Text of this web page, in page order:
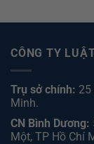
CÔNG TY
Trụ sở chính: 25
Minh.
CN Bình Dương:
Một, TP Hồ Chí